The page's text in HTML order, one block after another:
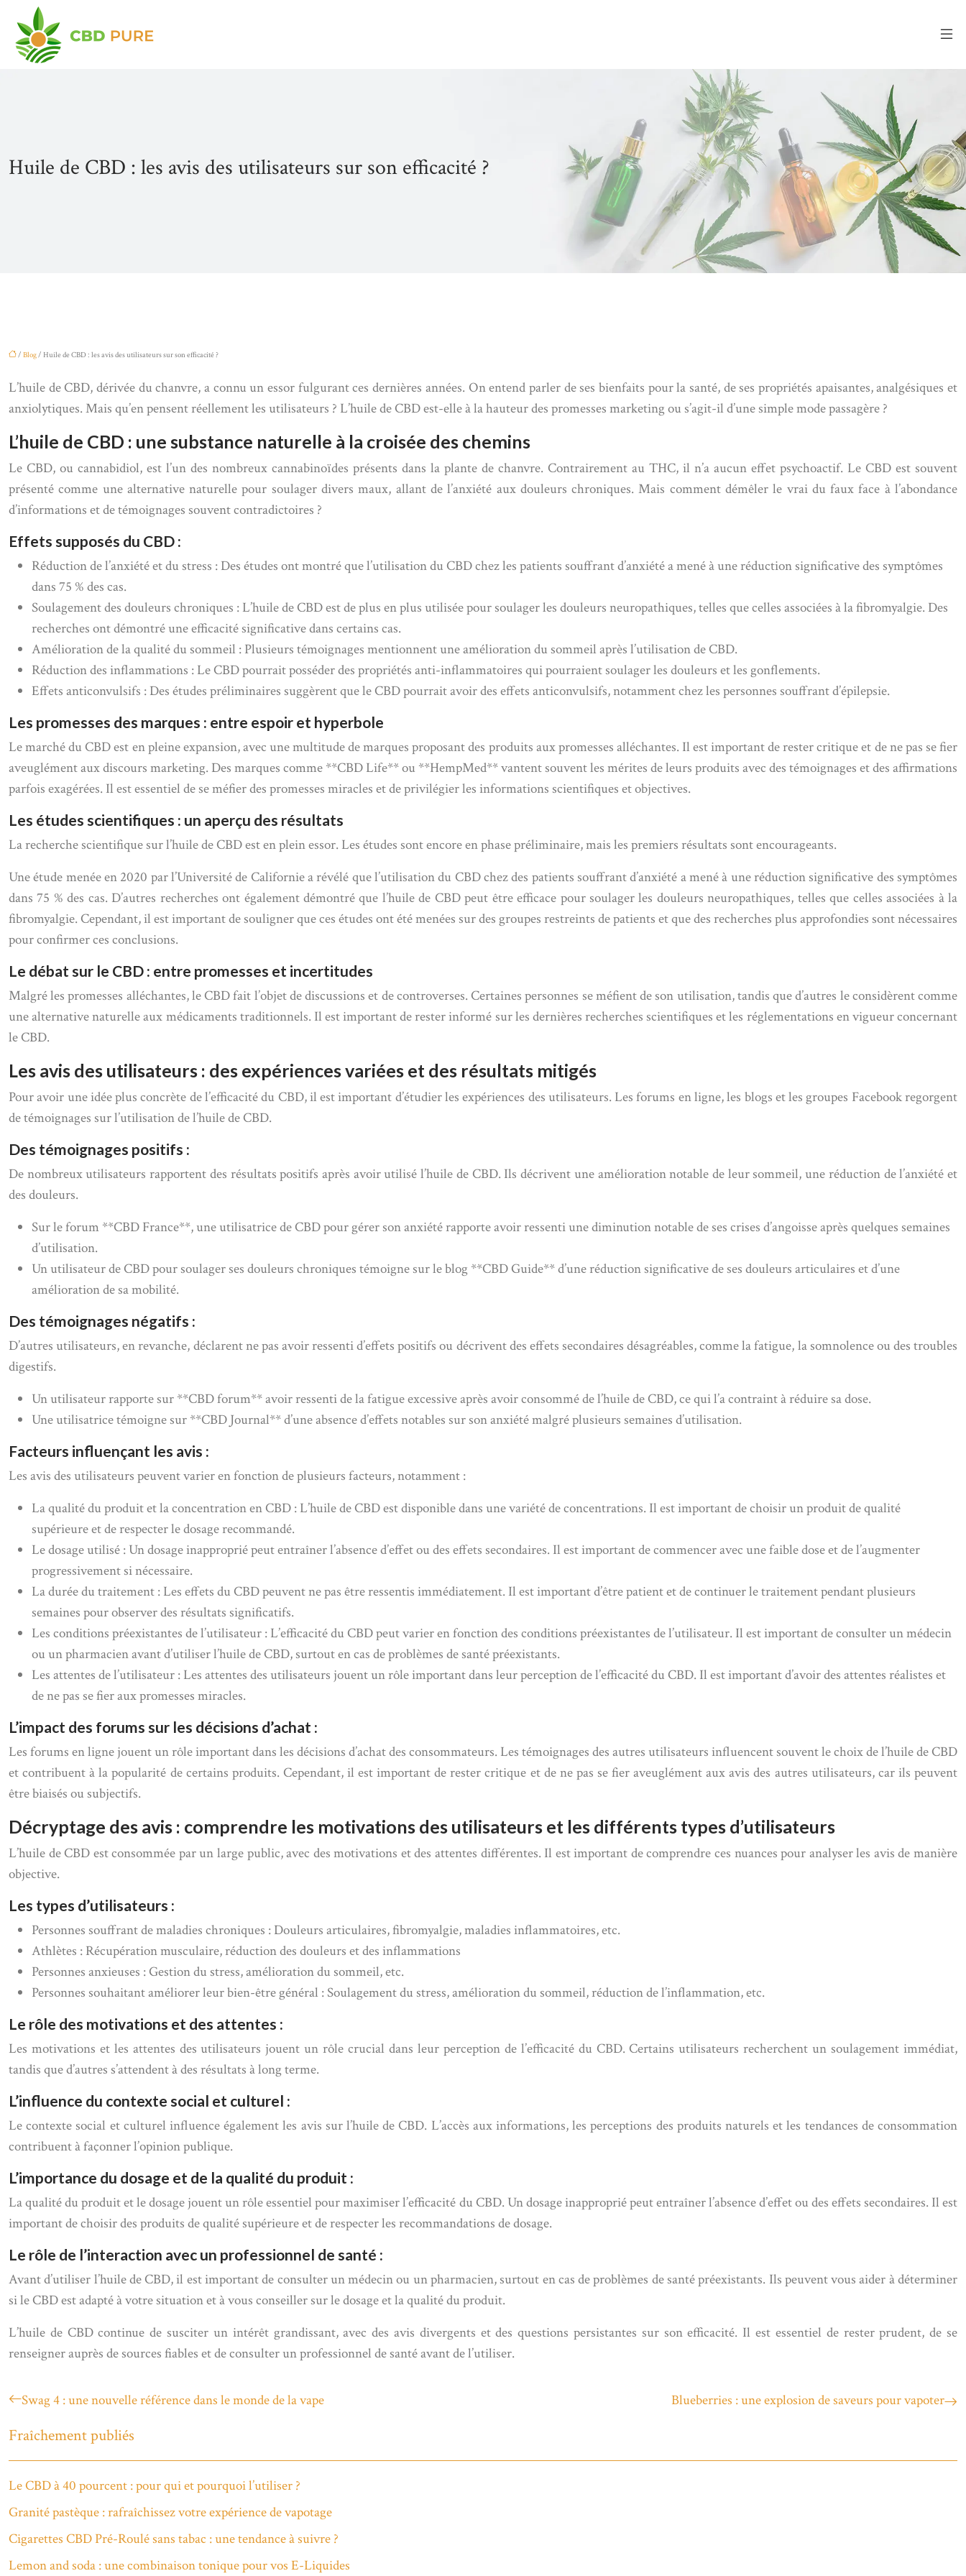
Huile de CBD : les avis des utilisateurs sur son efficacité ?
/ Blog/ Huile de CBD : les avis des utilisateurs sur son efficacité ?
L’huile de CBD, dérivée du chanvre, a connu un essor fulgurant ces dernières années. On entend parler de ses bienfaits pour la santé, de ses propriétés apaisantes, analgésiques et
anxiolytiques. Mais qu’en pensent réellement les utilisateurs ? L’huile de CBD est-elle à la hauteur des promesses marketing ou s’agit-il d’une simple mode passagère ?
L’huile de CBD : une substance naturelle à la croisée des chemins
Le CBD, ou cannabidiol, est l’un des nombreux cannabinoïdes présents dans la plante de chanvre. Contrairement au THC, il n’a aucun effet psychoactif. Le CBD est souvent
présenté comme une alternative naturelle pour soulager divers maux, allant de l’anxiété aux douleurs chroniques. Mais comment démêler le vrai du faux face à l’abondance
d’informations et de témoignages souvent contradictoires ?
Effets supposés du CBD :
Réduction de l’anxiété et du stress : Des études ont montré que l’utilisation du CBD chez les patients souffrant d’anxiété a mené à une réduction significative des symptômes
dans 75 % des cas.
Soulagement des douleurs chroniques : L’huile de CBD est de plus en plus utilisée pour soulager les douleurs neuropathiques, telles que celles associées à la fibromyalgie. Des
recherches ont démontré une efficacité significative dans certains cas.
Amélioration de la qualité du sommeil : Plusieurs témoignages mentionnent une amélioration du sommeil après l’utilisation de CBD.
Réduction des inflammations : Le CBD pourrait posséder des propriétés anti-inflammatoires qui pourraient soulager les douleurs et les gonflements.
Effets anticonvulsifs : Des études préliminaires suggèrent que le CBD pourrait avoir des effets anticonvulsifs, notamment chez les personnes souffrant d’épilepsie.
Les promesses des marques : entre espoir et hyperbole
Le marché du CBD est en pleine expansion, avec une multitude de marques proposant des produits aux promesses alléchantes. Il est important de rester critique et de ne pas se fier
aveuglément aux discours marketing. Des marques comme **CBD Life** ou **HempMed** vantent souvent les mérites de leurs produits avec des témoignages et des affirmations
parfois exagérées. Il est essentiel de se méfier des promesses miracles et de privilégier les informations scientifiques et objectives.
Les études scientifiques : un aperçu des résultats
La recherche scientifique sur l’huile de CBD est en plein essor. Les études sont encore en phase préliminaire, mais les premiers résultats sont encourageants.
Une étude menée en 2020 par l’Université de Californie a révélé que l’utilisation du CBD chez des patients souffrant d’anxiété a mené à une réduction significative des symptômes
dans 75 % des cas. D’autres recherches ont également démontré que l’huile de CBD peut être efficace pour soulager les douleurs neuropathiques, telles que celles associées à la
fibromyalgie. Cependant, il est important de souligner que ces études ont été menées sur des groupes restreints de patients et que des recherches plus approfondies sont nécessaires
pour confirmer ces conclusions.
Le débat sur le CBD : entre promesses et incertitudes
Malgré les promesses alléchantes, le CBD fait l’objet de discussions et de controverses. Certaines personnes se méfient de son utilisation, tandis que d’autres le considèrent comme
une alternative naturelle aux médicaments traditionnels. Il est important de rester informé sur les dernières recherches scientifiques et les réglementations en vigueur concernant
le CBD.
Les avis des utilisateurs : des expériences variées et des résultats mitigés
Pour avoir une idée plus concrète de l’efficacité du CBD, il est important d’étudier les expériences des utilisateurs. Les forums en ligne, les blogs et les groupes Facebook regorgent
de témoignages sur l’utilisation de l’huile de CBD.
Des témoignages positifs :
De nombreux utilisateurs rapportent des résultats positifs après avoir utilisé l’huile de CBD. Ils décrivent une amélioration notable de leur sommeil, une réduction de l’anxiété et
des douleurs.
Sur le forum **CBD France**, une utilisatrice de CBD pour gérer son anxiété rapporte avoir ressenti une diminution notable de ses crises d’angoisse après quelques semaines
d’utilisation.
Un utilisateur de CBD pour soulager ses douleurs chroniques témoigne sur le blog **CBD Guide** d’une réduction significative de ses douleurs articulaires et d’une
amélioration de sa mobilité.
Des témoignages négatifs :
D’autres utilisateurs, en revanche, déclarent ne pas avoir ressenti d’effets positifs ou décrivent des effets secondaires désagréables, comme la fatigue, la somnolence ou des troubles
digestifs.
Un utilisateur rapporte sur **CBD forum** avoir ressenti de la fatigue excessive après avoir consommé de l’huile de CBD, ce qui l’a contraint à réduire sa dose.
Une utilisatrice témoigne sur **CBD Journal** d’une absence d’effets notables sur son anxiété malgré plusieurs semaines d’utilisation.
Facteurs influençant les avis :
Les avis des utilisateurs peuvent varier en fonction de plusieurs facteurs, notamment :
La qualité du produit et la concentration en CBD : L’huile de CBD est disponible dans une variété de concentrations. Il est important de choisir un produit de qualité
supérieure et de respecter le dosage recommandé.
Le dosage utilisé : Un dosage inapproprié peut entraîner l’absence d’effet ou des effets secondaires. Il est important de commencer avec une faible dose et de l’augmenter
progressivement si nécessaire.
La durée du traitement : Les effets du CBD peuvent ne pas être ressentis immédiatement. Il est important d’être patient et de continuer le traitement pendant plusieurs
semaines pour observer des résultats significatifs.
Les conditions préexistantes de l’utilisateur : L’efficacité du CBD peut varier en fonction des conditions préexistantes de l’utilisateur. Il est important de consulter un médecin
ou un pharmacien avant d’utiliser l’huile de CBD, surtout en cas de problèmes de santé préexistants.
Les attentes de l’utilisateur : Les attentes des utilisateurs jouent un rôle important dans leur perception de l’efficacité du CBD. Il est important d’avoir des attentes réalistes et
de ne pas se fier aux promesses miracles.
L’impact des forums sur les décisions d’achat :
Les forums en ligne jouent un rôle important dans les décisions d’achat des consommateurs. Les témoignages des autres utilisateurs influencent souvent le choix de l’huile de CBD
et contribuent à la popularité de certains produits. Cependant, il est important de rester critique et de ne pas se fier aveuglément aux avis des autres utilisateurs, car ils peuvent
être biaisés ou subjectifs.
Décryptage des avis : comprendre les motivations des utilisateurs et les différents types d’utilisateurs
L’huile de CBD est consommée par un large public, avec des motivations et des attentes différentes. Il est important de comprendre ces nuances pour analyser les avis de manière
objective.
Les types d’utilisateurs :
Personnes souffrant de maladies chroniques : Douleurs articulaires, fibromyalgie, maladies inflammatoires, etc.
Athlètes : Récupération musculaire, réduction des douleurs et des inflammations
Personnes anxieuses : Gestion du stress, amélioration du sommeil, etc.
Personnes souhaitant améliorer leur bien-être général : Soulagement du stress, amélioration du sommeil, réduction de l’inflammation, etc.
Le rôle des motivations et des attentes :
Les motivations et les attentes des utilisateurs jouent un rôle crucial dans leur perception de l’efficacité du CBD. Certains utilisateurs recherchent un soulagement immédiat,
tandis que d’autres s’attendent à des résultats à long terme.
L’influence du contexte social et culturel :
Le contexte social et culturel influence également les avis sur l’huile de CBD. L’accès aux informations, les perceptions des produits naturels et les tendances de consommation
contribuent à façonner l’opinion publique.
L’importance du dosage et de la qualité du produit :
La qualité du produit et le dosage jouent un rôle essentiel pour maximiser l’efficacité du CBD. Un dosage inapproprié peut entraîner l’absence d’effet ou des effets secondaires. Il est
important de choisir des produits de qualité supérieure et de respecter les recommandations de dosage.
Le rôle de l’interaction avec un professionnel de santé :
Avant d’utiliser l’huile de CBD, il est important de consulter un médecin ou un pharmacien, surtout en cas de problèmes de santé préexistants. Ils peuvent vous aider à déterminer
si le CBD est adapté à votre situation et à vous conseiller sur le dosage et la qualité du produit.
L’huile de CBD continue de susciter un intérêt grandissant, avec des avis divergents et des questions persistantes sur son efficacité. Il est essentiel de rester prudent, de se
renseigner auprès de sources fiables et de consulter un professionnel de santé avant de l’utiliser.
Swag 4 : une nouvelle référence dans le monde de la vape Blueberries : une explosion de saveurs pour vapoter
Fraîchement publiés
Le CBD à 40 pourcent : pour qui et pourquoi l’utiliser ?
Granité pastèque : rafraîchissez votre expérience de vapotage
Cigarettes CBD Pré-Roulé sans tabac : une tendance à suivre ?
Lemon and soda : une combinaison tonique pour vos E-Liquides